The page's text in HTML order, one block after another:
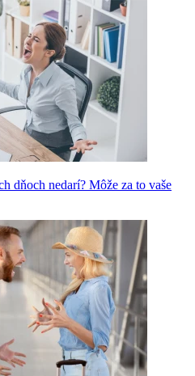
dňoch nedarí? Môže za to vaše